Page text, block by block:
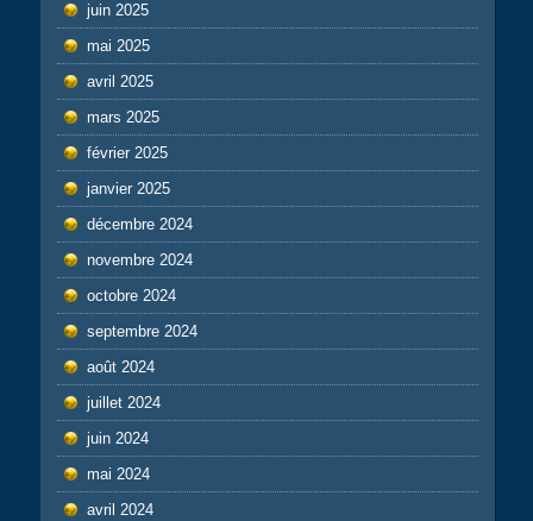
juin 2025
mai 2025
avril 2025
mars 2025
février 2025
janvier 2025
décembre 2024
novembre 2024
octobre 2024
septembre 2024
août 2024
juillet 2024
juin 2024
mai 2024
avril 2024